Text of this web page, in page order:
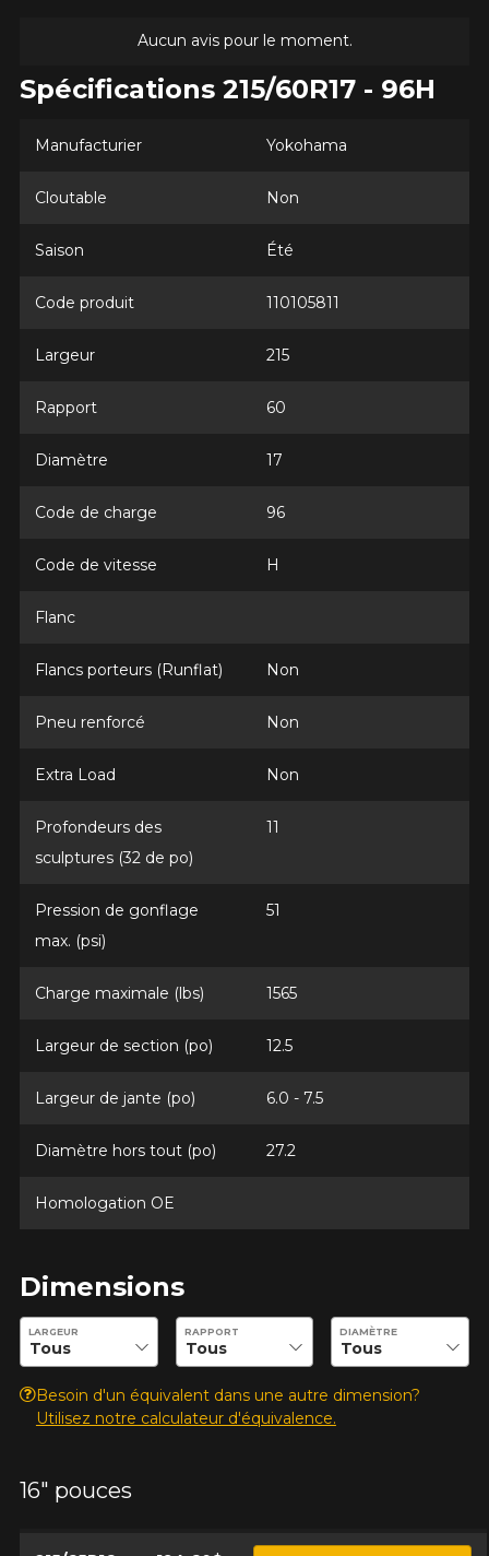
Aucun avis pour le moment.
Spécifications 215/60R17 - 96H
Manufacturier Yokohama
Cloutable Non
Saison Été
Code produit 110105811
Largeur 215
Rapport 60
Diamètre 17
Code de charge 96
Code de vitesse H
Flanc
Flancs porteurs (Runflat) Non
Pneu renforcé Non
Extra Load Non
Profondeurs des
sculptures (32 de po)
11
Pression de gonflage
max. (psi)
51
Charge maximale (lbs) 1565
Largeur de section (po) 12.5
Largeur de jante (po) 6.0 - 7.5
Diamètre hors tout (po) 27.2
Homologation OE
Dimensions
Entrez les dimensions souhaitées pour vérifier la disponibilité
LARGEUR RAPPORT DIAMÈTRE
Besoin d'un équivalent dans une autre dimension?
Utilisez notre calculateur d'équivalence.
16" pouces
GEOLANDAR CV G058
Nom
Courriel
Votre véhicule
Modèle
Condition de route
Note
2 3 4 5
Que magasinez-vous?
Malheureusement, aucun résultat ne
convenant parfaitement à votre
aider à trouver le produit qu'il vous faut.
à la clientèle, qui se fera un plaisir de